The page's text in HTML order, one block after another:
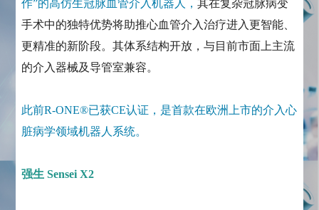
作”的高仿生冠脉血管介入机器人，其在复杂冠脉病变
手术中的独特优势将助推心血管介入治疗进入更智能、
更精准的新阶段。其体系结构开放，与目前市面上主流
的介入器械及导管室兼容。
此前R-ONE®已获CE认证，是首款在欧洲上市的介入心
脏病学领域机器人系统。
强生 Sensei X2